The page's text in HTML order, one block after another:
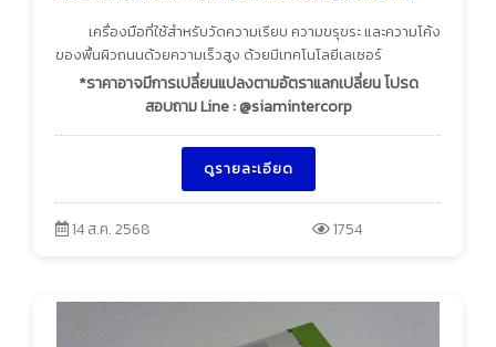
เครื่องมือที่ใช้สำหรับวัดความเรียบ ความขรุขระ และความโค้ง
ของพื้นผิวถนนด้วยความเร็วสูง ด้วยมีเทคโนโลยีเลเซอร์
*ราคาอาจมีการเปลี่ยนแปลงตามอัตราแลกเปลี่ยน โปรด
สอบถาม Line : @siamintercorp
ดูรายละเอียด
14 ส.ค. 2568 1754